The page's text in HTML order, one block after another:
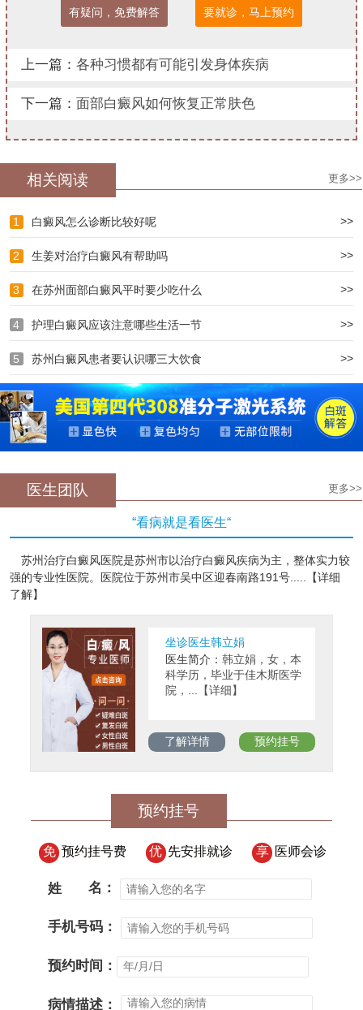
有疑问，免费解答 要就诊，马上预约
上一篇： 各种习惯都有可能引发身体疾病
下一篇： 面部白癜风如何恢复正常肤色
相关阅读 更多>>
1 白癜风怎么诊断比较好呢 >>
2 生姜对治疗白癜风有帮助吗 >>
3 在苏州面部白癜风平时要少吃什么 >>
4 护理白癜风应该注意哪些生活一节 >>
5 苏州白癜风患者要认识哪三大饮食 >>
医生团队 更多>>
“看病就是看医生“
苏州治疗白癜风医院是苏州市以治疗白癜风疾病为主，整体实力较
强的专业性医院。医院位于苏州市吴中区迎春南路191号.....【详细
了解】
坐诊医生韩立娟
医生简介： 韩立娟，女，本
科学历，毕业于佳木斯医学
院，...【详细】
了解详情 预约挂号
预约挂号
免 预约挂号费 优 先安排就诊 享 医师会诊
姓 名：
手机号码：
预约时间：
病情描述：